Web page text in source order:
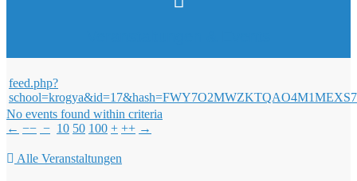
feed.php?
No events found within criteria
← −− − 10 50 100 + ++ →
Alle Veranstaltungen